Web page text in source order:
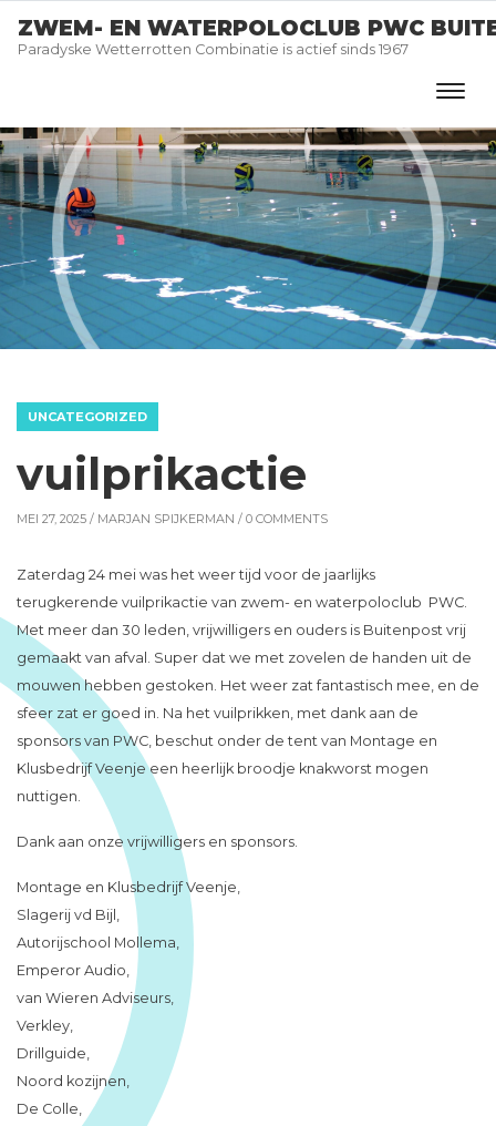
ZWEM- EN WATERPOLOCLUB PWC
Paradyske Wetterrotten Combinatie is actief sinds 1967
UNCATEGORIZED
vuilprikactie
MEI 27, 2025 / MARJAN SPIJKERMAN / 0 COMMENTS
Zaterdag 24 mei was het weer tijd voor de jaarlijks
terugkerende vuilprikactie van zwem- en waterpoloclub PWC.
Met meer dan 30 leden, vrijwilligers en ouders is Buitenpost vrij
gemaakt van afval. Super dat we met zovelen de handen uit de
mouwen hebben gestoken. Het weer zat fantastisch mee, en de
sfeer zat er goed in. Na het vuilprikken, met dank aan de
sponsors van PWC, beschut onder de tent van Montage en
Klusbedrijf Veenje een heerlijk broodje knakworst mogen
nuttigen.
Dank aan onze vrijwilligers en sponsors.
Montage en Klusbedrijf Veenje,
Slagerij vd Bijl,
Autorijschool Mollema,
Emperor Audio,
van Wieren Adviseurs,
Verkley,
Drillguide,
Noord kozijnen,
De Colle,